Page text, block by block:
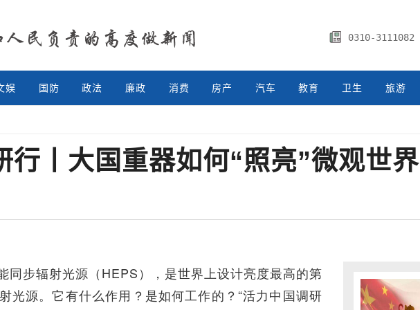
0310-3111082
娱 国防 政法 廉政 消费 房产 汽车 教育 卫生 旅游
行丨大国重器如何“照亮”微观世界
步辐射光源（HEPS），是世界上设计亮度最高的第
光源。它有什么作用？是如何工作的？“活力中国调研